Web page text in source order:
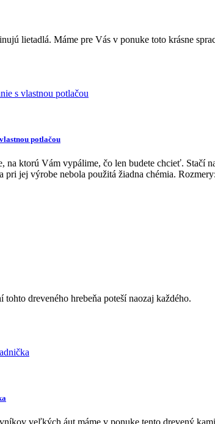
lietadlá. Máme pre Vás v ponuke toto krásne
potlačou
na ktorú Vám vypálime, čo len budete chcieť. Stačí
pri jej výrobe nebola použitá žiadna chémia.
dreveného hrebeňa poteší naozaj každého.
veľkých áut máme v ponuke tento drevený